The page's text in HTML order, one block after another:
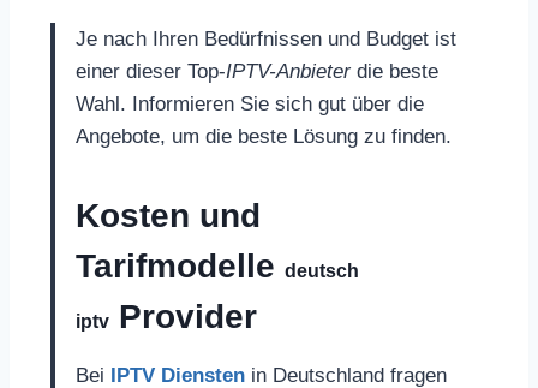
Je nach Ihren Bedürfnissen und Budget ist
einer dieser Top-IPTV-Anbieterdie beste
Wahl. Informieren Sie sich gut über die
Angebote, um die beste Lösung zu finden.
Kosten und
Tarifmodelle deutsch
iptv Provider
Bei IPTV Diensten in Deutschland fragen